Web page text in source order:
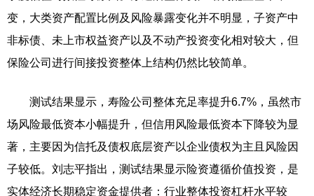
变，大类资产配置比例及风险暴露变化并不明显，子资产中
非标债、未上市权益资产以及不动产投资变化相对较大，但
保险公司进行间接投资整体上结构仍然比较简单。
测试结果显示，寿险公司整体充足率提升6.7%，虽然市
场风险最低资本小幅提升，但信用风险最低资本下降较为显
著，主要因为信托及债权底层资产以企业债权为主且风险因
子较低。刘志平指出，测试结果显示险资遵循价值投资，是
实体经济长期稳定资金提供者：行业整体投资杠杆水平较